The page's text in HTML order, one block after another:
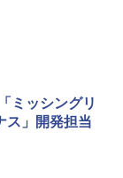
ミッシングリ
ス」開発担当